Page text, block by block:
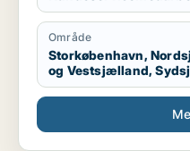
Område
Storkøbenhavn,
og Vestsjælland,